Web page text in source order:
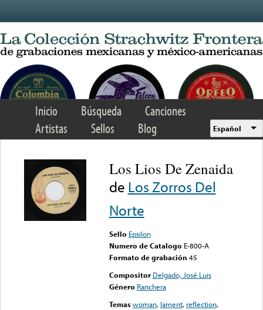
Inicio Búsqueda
Canciones
Artistas
Sellos Blog Español
Los Lios De Zenaida
de Los Zorros Del
Norte
Sello Epsilon
Numero de Catalogo E-800-A
Formato de grabación 45
Compositor Delgado, José Luis
Género Ranchera
Temas woman, lament, reflection,